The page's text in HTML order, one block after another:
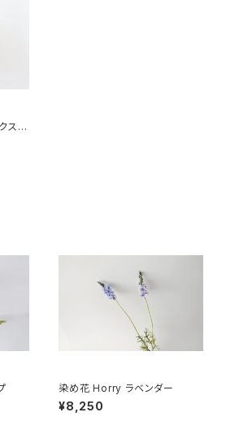
スパ
ツ
染め花 Horry ラベンダー
¥8,250